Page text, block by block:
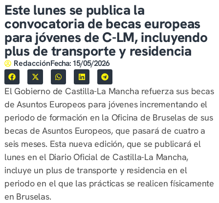
Este lunes se publica la
convocatoria de becas europeas
para jóvenes de C-LM, incluyendo
plus de transporte y residencia
RedacciónFecha:15/05/2026
El Gobierno de Castilla-La Mancha refuerza sus becas
de Asuntos Europeos para jóvenes incrementando el
periodo de formación en la Oficina de Bruselas de sus
becas de Asuntos Europeos, que pasará de cuatro a
seis meses. Esta nueva edición, que se publicará el
lunes en el Diario Oficial de Castilla-La Mancha,
incluye un plus de transporte y residencia en el
periodo en el que las prácticas se realicen físicamente
en Bruselas.